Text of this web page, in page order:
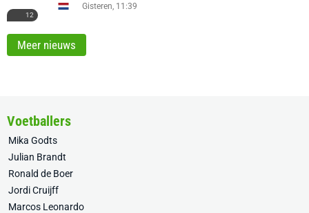
12
Gisteren, 11:39
Meer nieuws
Voetballers
Mika Godts
Julian Brandt
Ronald de Boer
Jordi Cruijff
Marcos Leonardo